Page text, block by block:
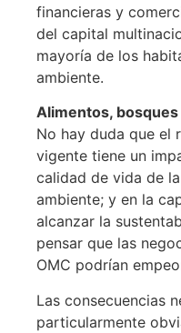
financieras y
del capital
mayoría de los
ambiente.
Alimentos,
No hay duda que el
vigente tiene un
calidad de vida de
ambiente; y en la
alcanzar la
pensar que las
OMC podrían
Las consecuencias
particularmente